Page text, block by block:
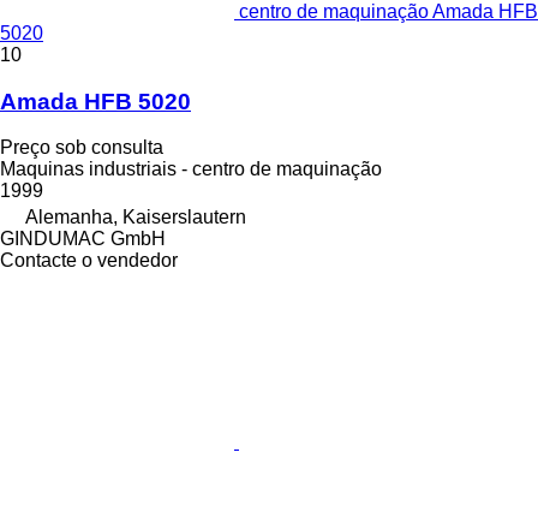
centro de maquinação Amada HFB
5020
10
Amada HFB 5020
Preço sob consulta
Maquinas industriais - centro de maquinação
1999
Alemanha, Kaiserslautern
GINDUMAC GmbH
Contacte o vendedor